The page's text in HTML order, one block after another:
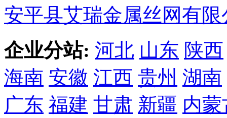
安平县艾瑞金属丝网有限
企业分站: 河北 山东 陕西
海南 安徽 江西 贵州 湖南
广东 福建 甘肃 新疆 内蒙